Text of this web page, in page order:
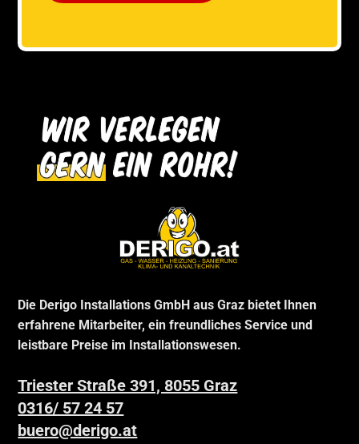
Die Derigo Installations GmbH aus Graz bietet Ihnen
erfahrene Mitarbeiter, ein freundliches Service und
leistbare Preise im Installationswesen.
Triester Straße 391, 8055 Graz
0316/ 57 24 57
buero@derigo.at